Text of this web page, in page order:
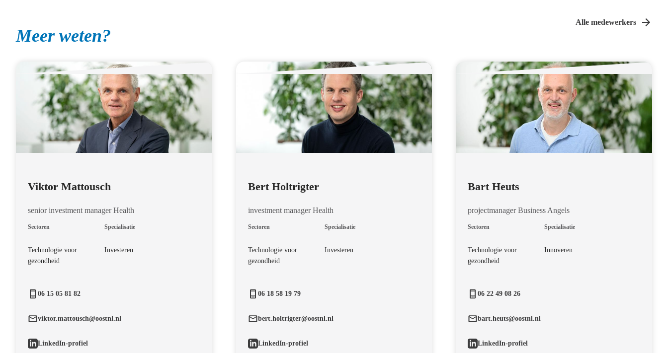
Meer weten?
Alle medewerkers
Viktor Mattousch
senior investment manager Health
Sectoren
Technologie voor
gezondheid
Specialisatie
Investeren
06 15 05 81 82
viktor.mattousch@oostnl.nl
LinkedIn-profiel
Bert Holtrigter
investment manager Health
Sectoren
Technologie voor
gezondheid
Specialisatie
Investeren
06 18 58 19 79
bert.holtrigter@oostnl.nl
LinkedIn-profiel
Bart Heuts
projectmanager Business Angels
Sectoren
Technologie voor
gezondheid
Specialisatie
Innoveren
06 22 49 08 26
bart.heuts@oostnl.nl
LinkedIn-profiel